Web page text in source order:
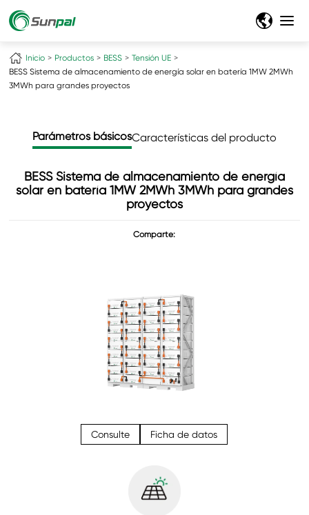
Inicio Productos BESS
Tensión UE
BESS Sistema de almacenamiento de energía solar en batería 1MW 2MWh
3MWh para grandes proyectos
Parámetros básicosCaracterísticas del producto
BESS Sistema de almacenamiento de energía
solar en batería 1MW 2MWh 3MWh para grandes
proyectos
Comparte:
Consulte Ficha de datos